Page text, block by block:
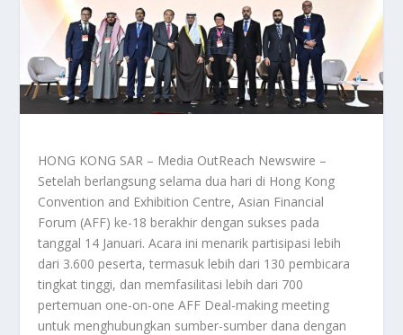
HONG KONG SAR – Media OutReach Newswire –
Setelah berlangsung selama dua hari di Hong Kong
Convention and Exhibition Centre, Asian Financial
Forum (AFF) ke-18 berakhir dengan sukses pada
tanggal 14 Januari. Acara ini menarik partisipasi lebih
dari 3.600 peserta, termasuk lebih dari 130 pembicara
tingkat tinggi, dan memfasilitasi lebih dari 700
pertemuan one-on-one AFF Deal-making meeting
untuk menghubungkan sumber-sumber dana dengan